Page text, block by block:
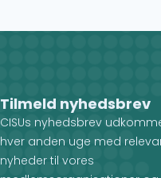
Tilmeld nyhedsbrev
CISUs nyhedsbrev
hver anden uge med
nyheder til vores